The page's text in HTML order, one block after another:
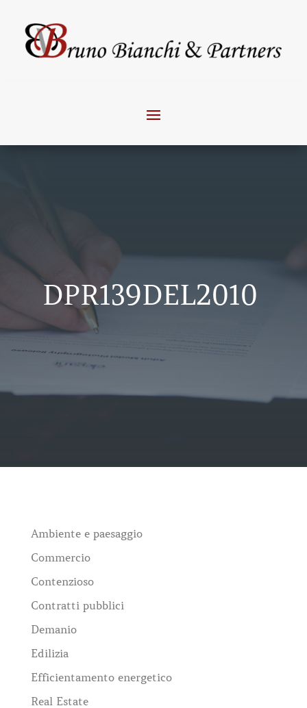
DPR139DEL2010
Ambiente e paesaggio
Commercio
Contenzioso
Contratti pubblici
Demanio
Edilizia
Efficientamento energetico
Real Estate